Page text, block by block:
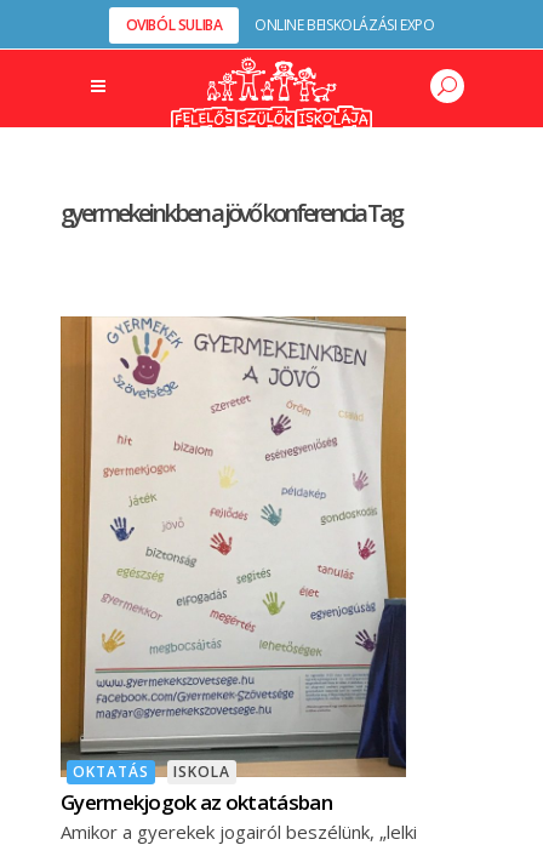
OVIBÓL SULIBA ONLINE BEISKOLÁZÁSI EXPO
gyermekeinkben a jövő konferencia Tag
OKTATÁS ISKOLA
Gyermekjogok az oktatásban
Amikor a gyerekek jogairól beszélünk, „lelki